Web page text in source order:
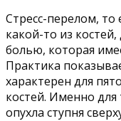
Стресс-перелом,
какой-то из
болью, которая
Практика
характерен для
костей. Именно для
опухла ступня